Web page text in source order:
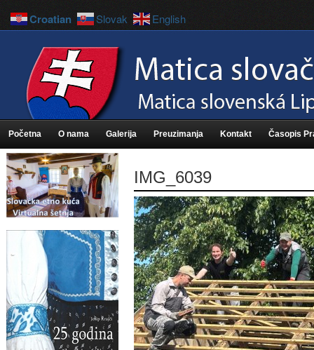
Početna O nama Galerija Preuzimanja Kontakt Časopis
IMG_6039
Croatian Slovak English